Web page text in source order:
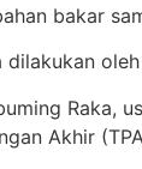
bakar
Raka,
Akhir